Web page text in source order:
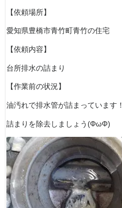
【依頼場所】
愛知県豊橋市青竹町青竹の住宅
【依頼内容】
台所排水の詰まり
【作業前の状況】
油汚れで排水管が詰まっています！
詰まりを除去しましょう(ΦωΦ)